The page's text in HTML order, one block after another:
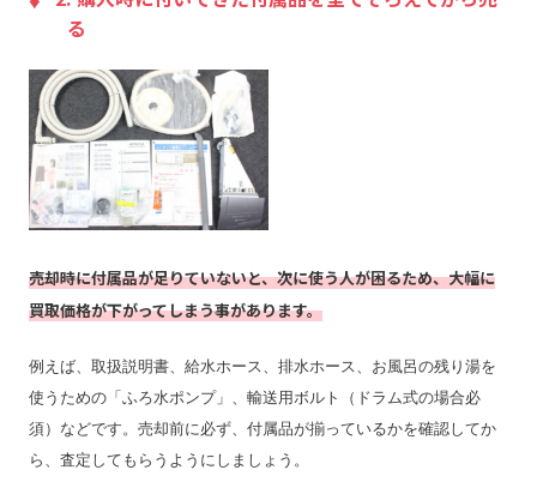
る
売却時に付属品が足りていないと、次に使う人が困るため、大幅に
買取価格が下がってしまう事があります。
例えば、取扱説明書、給水ホース、排水ホース、お風呂の残り湯を
使うための「ふろ水ポンプ」、輸送用ボルト（ドラム式の場合必
須）などです。売却前に必ず、付属品が揃っているかを確認してか
ら、査定してもらうようにしましょう。